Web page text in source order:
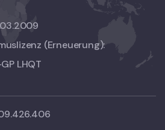
(Erneuerung):
LHQT